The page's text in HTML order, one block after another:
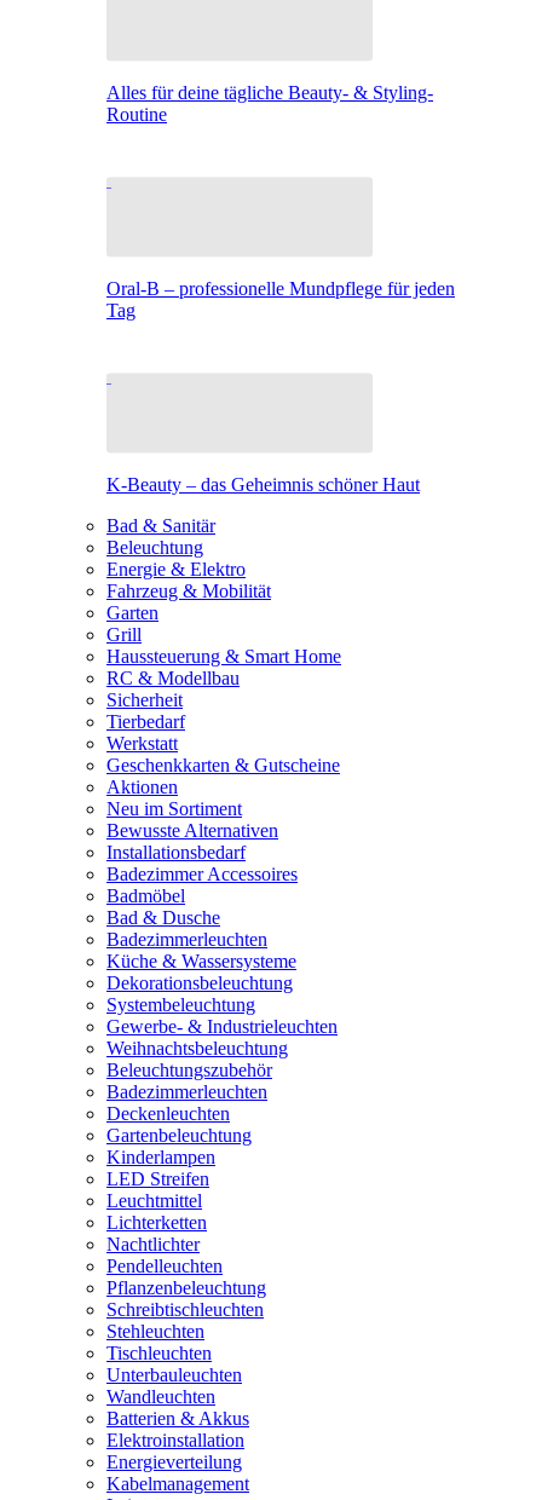
Alles für deine tägliche Beauty- & Styling-
Routine
Oral-B – professionelle Mundpflege für jeden
Tag
K-Beauty – das Geheimnis schöner Haut
Bad & Sanitär
Beleuchtung
Energie & Elektro
Fahrzeug & Mobilität
Garten
Grill
Haussteuerung & Smart Home
RC & Modellbau
Sicherheit
Tierbedarf
Werkstatt
Geschenkkarten & Gutscheine
Aktionen
Neu im Sortiment
Bewusste Alternativen
Installationsbedarf
Badezimmer Accessoires
Badmöbel
Bad & Dusche
Badezimmerleuchten
Küche & Wassersysteme
Dekorationsbeleuchtung
Systembeleuchtung
Gewerbe- & Industrieleuchten
Weihnachtsbeleuchtung
Beleuchtungszubehör
Badezimmerleuchten
Deckenleuchten
Gartenbeleuchtung
Kinderlampen
LED Streifen
Leuchtmittel
Lichterketten
Nachtlichter
Pendelleuchten
Pflanzenbeleuchtung
Schreibtischleuchten
Stehleuchten
Tischleuchten
Unterbauleuchten
Wandleuchten
Batterien & Akkus
Elektroinstallation
Energieverteilung
Kabelmanagement